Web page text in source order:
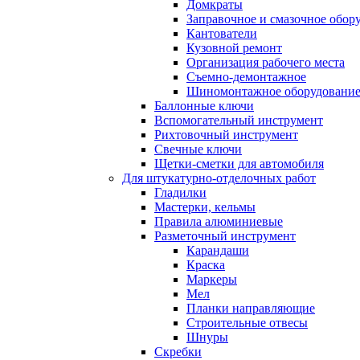
Домкраты
Заправочное и смазочное
Кантователи
Кузовной ремонт
Организация рабочего места
Съемно-демонтажное
Шиномонтажное оборудование
Баллонные ключи
Вспомогательный инструмент
Рихтовочный инструмент
Свечные ключи
Щетки-сметки для автомобиля
Для штукатурно-отделочных работ
Гладилки
Мастерки, кельмы
Правила алюминиевые
Разметочный инструмент
Карандаши
Краска
Маркеры
Мел
Планки направляющие
Строительные отвесы
Шнуры
Скребки